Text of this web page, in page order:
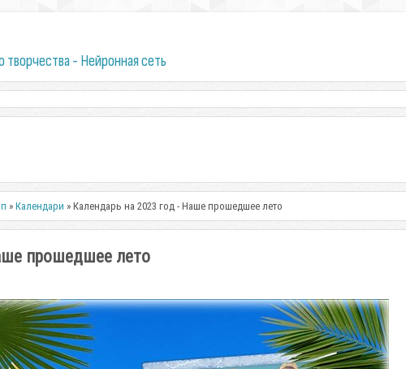
- Нейронная сеть
»Календари » Календарь на 2023 год - Наше прошедшее лето
прошедшее лето